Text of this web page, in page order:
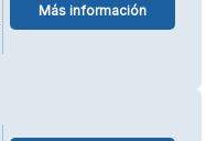
Más información